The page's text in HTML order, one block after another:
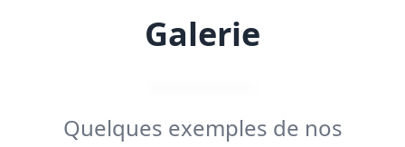
Galerie
Quelques exemples de nos